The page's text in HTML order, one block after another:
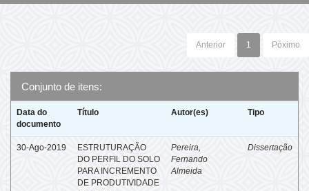
Anterior 1 Póximo
Conjunto de itens:
Data do
documento
Título Autor(es) Tipo
30-Ago-2019
ESTRUTURAÇÃO
DO PERFIL DO SOLO
PARA INCREMENTO
DE PRODUTIVIDADE
Pereira,
Fernando
Almeida
Dissertação